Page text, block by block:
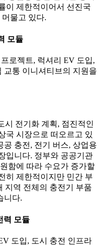
이 제한적이어서 선진국
물고 있다.
모듈
로젝트, 럭셔리 EV 도입,
교통 이니셔티브의 지원을
시 전기화 계획, 점진적인
국 시장으로 떠오르고 있
공 충전, 전기 버스, 상업용
입니다. 정부와 공공기관
함에 따라 수요가 증가할
히 제한적이지만 민간 부
지역 전체의 충전기 부품
니다.
력 모듈
도입, 도시 충전 인프라